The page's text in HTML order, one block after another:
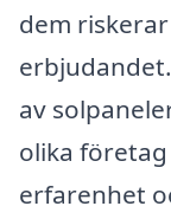
dem
av
olika
erfarenhet